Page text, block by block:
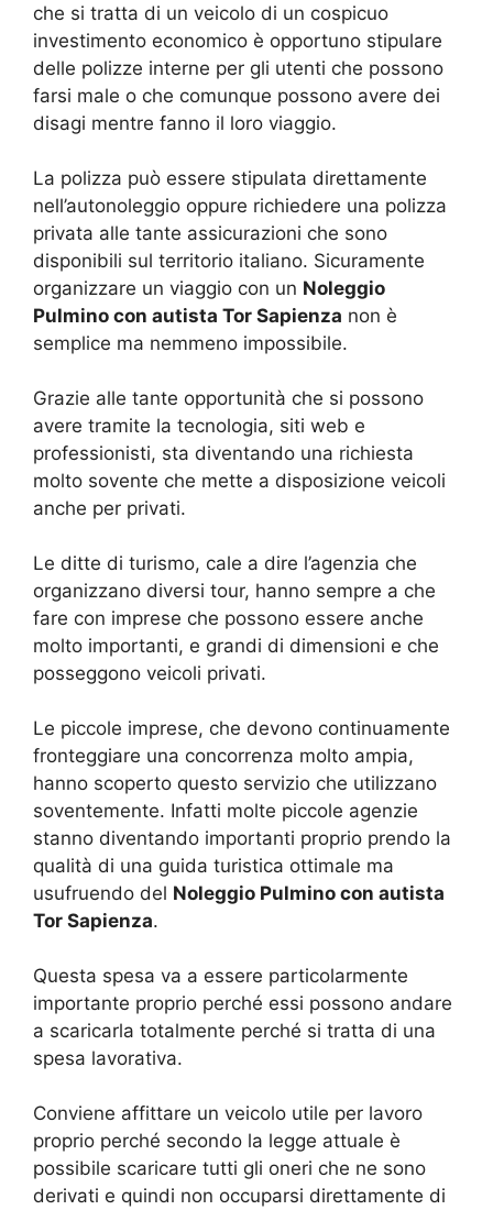
che si tratta di un veicolo di un cospicuo
investimento economico è opportuno stipulare
delle polizze interne per gli utenti che possono
farsi male o che comunque possono avere dei
disagi mentre fanno il loro viaggio.
La polizza può essere stipulata direttamente
nell’autonoleggio oppure richiedere una polizza
privata alle tante assicurazioni che sono
disponibili sul territorio italiano. Sicuramente
organizzare un viaggio con un Noleggio
Pulmino con autista Tor Sapienza non è
semplice ma nemmeno impossibile.
Grazie alle tante opportunità che si possono
avere tramite la tecnologia, siti web e
professionisti, sta diventando una richiesta
molto sovente che mette a disposizione veicoli
anche per privati.
Le ditte di turismo, cale a dire l’agenzia che
organizzano diversi tour, hanno sempre a che
fare con imprese che possono essere anche
molto importanti, e grandi di dimensioni e che
posseggono veicoli privati.
Le piccole imprese, che devono continuamente
fronteggiare una concorrenza molto ampia,
hanno scoperto questo servizio che utilizzano
soventemente. Infatti molte piccole agenzie
stanno diventando importanti proprio prendo la
qualità di una guida turistica ottimale ma
usufruendo del Noleggio Pulmino con autista
Tor Sapienza.
Questa spesa va a essere particolarmente
importante proprio perché essi possono andare
a scaricarla totalmente perché si tratta di una
spesa lavorativa.
Conviene affittare un veicolo utile per lavoro
proprio perché secondo la legge attuale è
possibile scaricare tutti gli oneri che ne sono
derivati e quindi non occuparsi direttamente di